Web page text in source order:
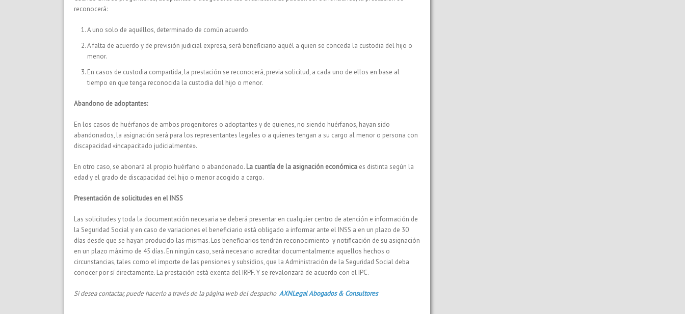
reconocerá:
A uno solo de aquéllos, determinado de común acuerdo.
A falta de acuerdo y de previsión judicial expresa, será beneficiario aquél a quien se conceda la custodia del hijo o
menor.
En casos de custodia compartida, la prestación se reconocerá, previa solicitud, a cada uno de ellos en base al
tiempo en que tenga reconocida la custodia del hijo o menor.
Abandono de adoptantes:
En los casos de huérfanos de ambos progenitores o adoptantes y de quienes, no siendo huérfanos, hayan sido
abandonados, la asignación será para los representantes legales o a quienes tengan a su cargo al menor o persona con
discapacidad «incapacitado judicialmente».
En otro caso, se abonará al propio huérfano o abandonado. La cuantía de la asignación económica es distinta según la
edad y el grado de discapacidad del hijo o menor acogido a cargo.
Presentación de solicitudes en el INSS
Las solicitudes y toda la documentación necesaria se deberá presentar en cualquier centro de atención e información de
la Seguridad Social y en caso de variaciones el beneficiario está obligado a informar ante el INSS a en un plazo de 30
días desde que se hayan producido las mismas. Los beneficiarios tendrán reconocimiento y notificación de su asignación
en un plazo máximo de 45 días. En ningún caso, será necesario acreditar documentalmente aquellos hechos o
circunstancias, tales como el importe de las pensiones y subsidios, que la Administración de la Seguridad Social deba
conocer por sí directamente. La prestación está exenta del IRPF. Y se revalorizará de acuerdo con el IPC.
Si desea contactar, puede hacerlo a través de la página web del despacho AXNLegal Abogados & Consultores